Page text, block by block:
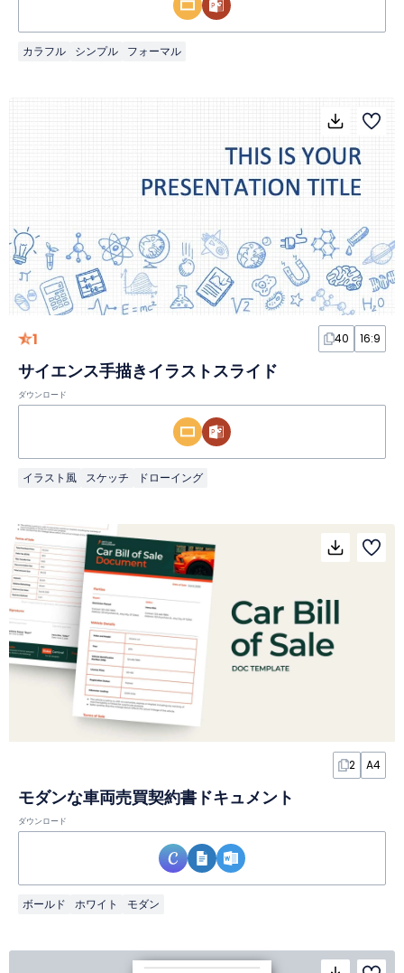
カラフル シンプル フォーマル
1 40 16:9
サイエンス手描きイラストスライド
ダウンロード
イラスト風 スケッチ ドローイング
2 A4
モダンな車両売買契約書ドキュメント
ダウンロード
ボールド ホワイト モダン